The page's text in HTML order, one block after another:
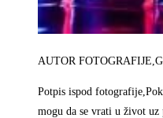
AUTOR FOTOGRAFIJE,
Potpis ispod fotografije,
mogu da se vrati u život uz